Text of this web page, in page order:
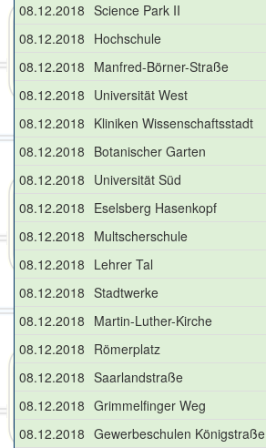
08.12.2018 Science Park II
08.12.2018 Hochschule
08.12.2018 Manfred-Börner-Straße
08.12.2018 Universität West
08.12.2018 Kliniken Wissenschaftsstadt
08.12.2018 Botanischer Garten
08.12.2018 Universität Süd
08.12.2018 Eselsberg Hasenkopf
08.12.2018 Multscherschule
08.12.2018 Lehrer Tal
08.12.2018 Stadtwerke
08.12.2018 Martin-Luther-Kirche
08.12.2018 Römerplatz
08.12.2018 Saarlandstraße
08.12.2018 Grimmelfinger Weg
08.12.2018 Gewerbeschulen Königstraße